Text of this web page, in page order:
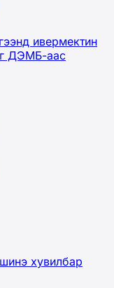
ивермектин
ДЭМБ-аас
хувилбар